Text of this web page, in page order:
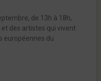
de 13h à 18h,
des artistes qui vivent
européennes du